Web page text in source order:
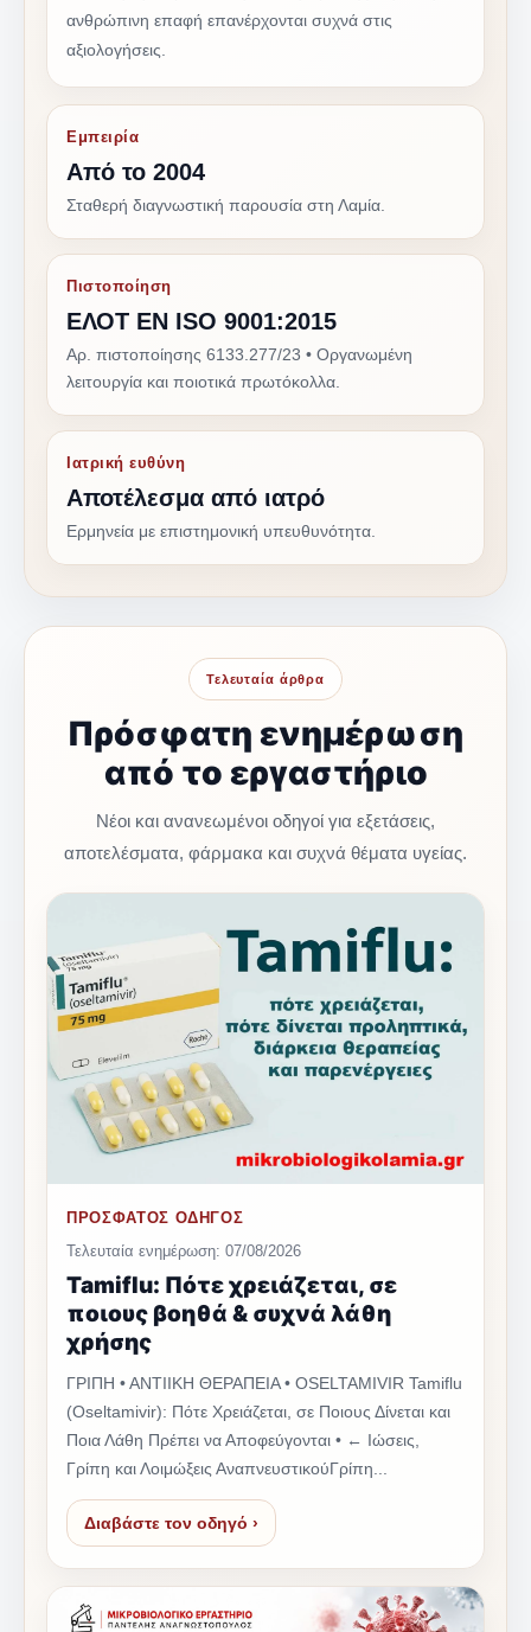
ανθρώπινη επαφή επανέρχονται συχνά στις
αξιολογήσεις.
Εμπειρία
Από το 2004
Σταθερή διαγνωστική παρουσία στη Λαμία.
Πιστοποίηση
ΕΛΟΤ EN ISO 9001:2015
Αρ. πιστοποίησης 6133.277/23 • Οργανωμένη
λειτουργία και ποιοτικά πρωτόκολλα.
Ιατρική ευθύνη
Αποτέλεσμα από ιατρό
Ερμηνεία με επιστημονική υπευθυνότητα.
Τελευταία άρθρα
Πρόσφατη ενημέρωση
από το εργαστήριο
Νέοι και ανανεωμένοι οδηγοί για εξετάσεις,
αποτελέσματα, φάρμακα και συχνά θέματα υγείας.
ΠΡΟΣΦΑΤΟΣ ΟΔΗΓΟΣ
Τελευταία ενημέρωση: 07/08/2026
Tamiflu: Πότε χρειάζεται, σε
ποιους βοηθά & συχνά λάθη
χρήσης
ΓΡΙΠΗ • ΑΝΤΙΙΚΗ ΘΕΡΑΠΕΙΑ • OSELTAMIVIR Tamiflu
(Oseltamivir): Πότε Χρειάζεται, σε Ποιους Δίνεται και
Ποια Λάθη Πρέπει να Αποφεύγονται • ← Ιώσεις,
Γρίπη και Λοιμώξεις ΑναπνευστικούΓρίπη...
Διαβάστε τον οδηγό ›